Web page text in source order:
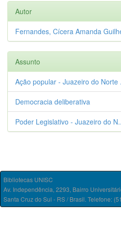
Autor
Fernandes, Cícera Amanda
Assunto
Ação popular - Juazeiro do Norte
Democracia deliberativa
Poder Legislativo - Juazeiro do
Bibliotecas UNISC
Av. Independência, 2293, Bairro
Santa Cruz do Sul - RS / Brasil. Telefone: